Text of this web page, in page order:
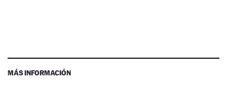
MÁS INFORMACIÓN